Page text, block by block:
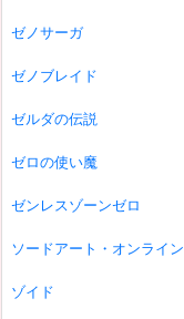
ゼノサーガ
ゼノブレイド
ゼルダの伝説
ゼロの使い魔
ゼンレスゾーンゼロ
ソードアート・オンライン
ゾイド